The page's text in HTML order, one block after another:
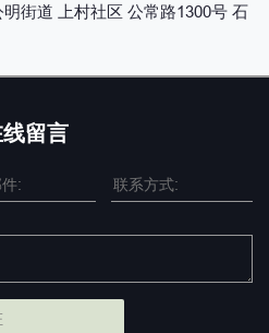
街道 上村社区 公常路1300号 石
留言